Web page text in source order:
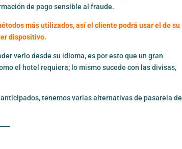
de pago sensible al fraude.
más utilizados, así el cliente podrá usar el de su
dispositivo.
verlo desde su idioma, es por esto que un gran
el hotel requiera; lo mismo sucede con las divisas,
tenemos varias alternativas de pasarela de